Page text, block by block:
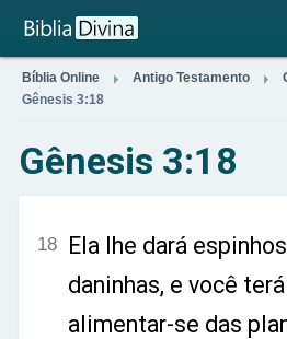
Bíblia Online  Antigo Testamento 
Gênesis 3:18
Gênesis 3:18
18 Ela lhe dará
daninhas, e você
alimentar-se das